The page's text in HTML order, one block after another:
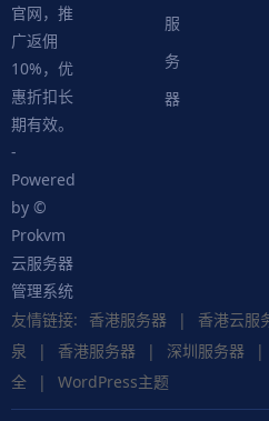
官网，推
广返佣
10%，优
惠折扣长
期有效。
-
Powered
by ©
Prokvm
云服务器
管理系统
服
务
器
友情链接: 香港服务器 | 香港云服
泉
| 香港服务器 | 深圳服务器 |
全
| WordPress主题